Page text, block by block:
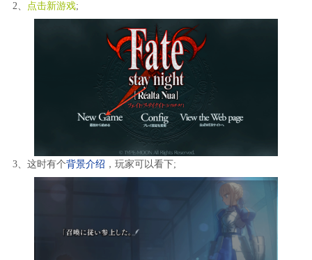
2、 点击新游戏;
3、这时有个背景介绍 ，玩家可以看下;